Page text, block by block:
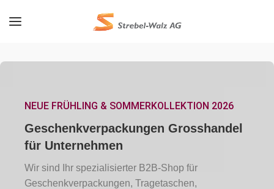
NEUE FRÜHLING & SOMMERKOLLEKTION 2026
Geschenkverpackungen Grosshandel
für Unternehmen
Wir sind Ihr spezialisierter B2B-Shop für
Geschenkverpackungen, Tragetaschen,